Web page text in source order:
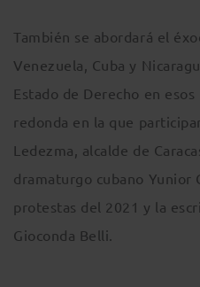
También se abordará el
Venezuela, Cuba y
Estado de Derecho en
redonda en la que
Ledezma, alcalde de
dramaturgo cubano Yunior
protestas del 2021 y la
Gioconda Belli.